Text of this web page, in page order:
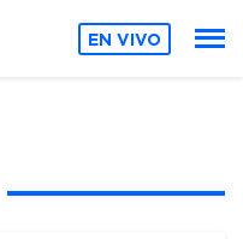
EN VIVO